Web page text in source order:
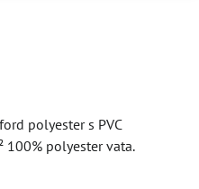
polyester s PVC
100% polyester vata.